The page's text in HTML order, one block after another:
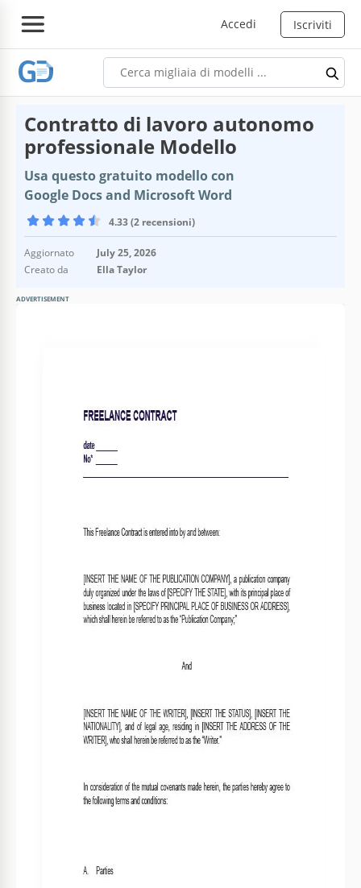
Accedi Iscriviti
Contratto di lavoro autonomo
professionale Modello
Usa questo gratuito modello con
Google Docs and Microsoft Word
4.33 (2 recensioni)
Aggiornato
July 25, 2026
Creato da
Ella Taylor
ADVERTISEMENT